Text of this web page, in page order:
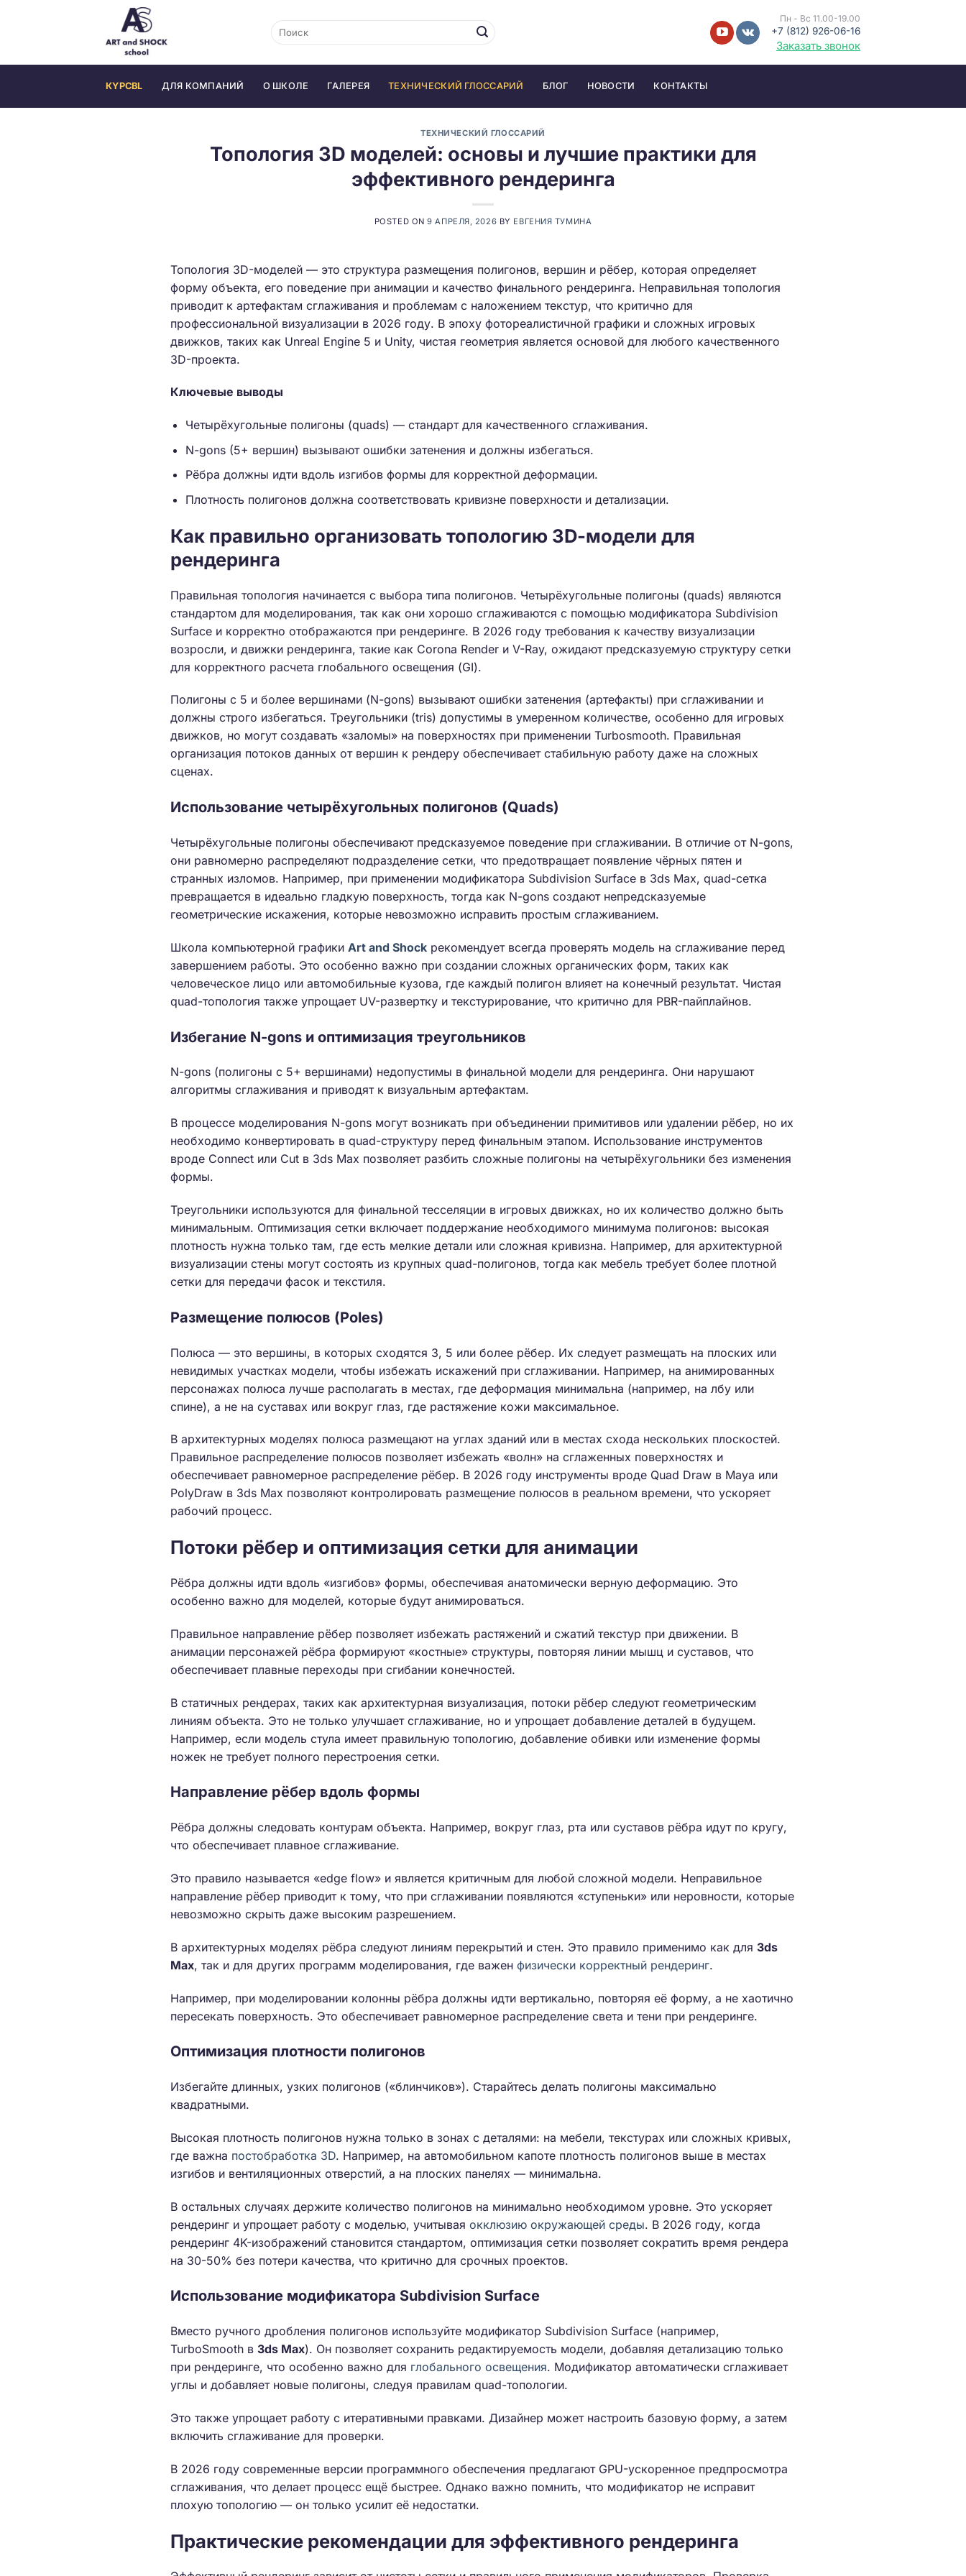
Пн - Вс 11.00-19.00
+7 (812) 926-06-16
Заказать звонок
КYPCBL ДЛЯ КОМПАНИЙ О ШКОЛЕ ГАЛЕРЕЯ ТЕХНИЧЕСКИЙ ГЛОССАРИЙ БЛОГ НОВОСТИ КОНТАКТЫ
ТЕХНИЧЕСКИЙ ГЛОССАРИЙ
Топология 3D моделей: основы и лучшие практики для
эффективного рендеринга
POSTED ON9 АПРЕЛЯ, 2026 BY ЕВГЕНИЯ ТУМИНА
Топология 3D-моделей — это структура размещения полигонов, вершин и рёбер, которая определяет
форму объекта, его поведение при анимации и качество финального рендеринга. Неправильная топология
приводит к артефактам сглаживания и проблемам с наложением текстур, что критично для
профессиональной визуализации в 2026 году. В эпоху фотореалистичной графики и сложных игровых
движков, таких как Unreal Engine 5 и Unity, чистая геометрия является основой для любого качественного
3D-проекта.
Ключевые выводы
Четырёхугольные полигоны (quads) — стандарт для качественного сглаживания.
N-gons (5+ вершин) вызывают ошибки затенения и должны избегаться.
Рёбра должны идти вдоль изгибов формы для корректной деформации.
Плотность полигонов должна соответствовать кривизне поверхности и детализации.
Как правильно организовать топологию 3D-модели для
рендеринга
Правильная топология начинается с выбора типа полигонов. Четырёхугольные полигоны (quads) являются
стандартом для моделирования, так как они хорошо сглаживаются с помощью модификатора Subdivision
Surface и корректно отображаются при рендеринге. В 2026 году требования к качеству визуализации
возросли, и движки рендеринга, такие как Corona Render и V-Ray, ожидают предсказуемую структуру сетки
для корректного расчета глобального освещения (GI).
Полигоны с 5 и более вершинами (N-gons) вызывают ошибки затенения (артефакты) при сглаживании и
должны строго избегаться. Треугольники (tris) допустимы в умеренном количестве, особенно для игровых
движков, но могут создавать «заломы» на поверхностях при применении Turbosmooth. Правильная
организация потоков данных от вершин к рендеру обеспечивает стабильную работу даже на сложных
сценах.
Использование четырёхугольных полигонов (Quads)
Четырёхугольные полигоны обеспечивают предсказуемое поведение при сглаживании. В отличие от N-gons,
они равномерно распределяют подразделение сетки, что предотвращает появление чёрных пятен и
странных изломов. Например, при применении модификатора Subdivision Surface в 3ds Max, quad-сетка
превращается в идеально гладкую поверхность, тогда как N-gons создают непредсказуемые
геометрические искажения, которые невозможно исправить простым сглаживанием.
Школа компьютерной графики Art and Shock рекомендует всегда проверять модель на сглаживание перед
завершением работы. Это особенно важно при создании сложных органических форм, таких как
человеческое лицо или автомобильные кузова, где каждый полигон влияет на конечный результат. Чистая
quad-топология также упрощает UV-развертку и текстурирование, что критично для PBR-пайплайнов.
Избегание N-gons и оптимизация треугольников
N-gons (полигоны с 5+ вершинами) недопустимы в финальной модели для рендеринга. Они нарушают
алгоритмы сглаживания и приводят к визуальным артефактам.
В процессе моделирования N-gons могут возникать при объединении примитивов или удалении рёбер, но их
необходимо конвертировать в quad-структуру перед финальным этапом. Использование инструментов
вроде Connect или Cut в 3ds Max позволяет разбить сложные полигоны на четырёхугольники без изменения
формы.
Треугольники используются для финальной тесселяции в игровых движках, но их количество должно быть
минимальным. Оптимизация сетки включает поддержание необходимого минимума полигонов: высокая
плотность нужна только там, где есть мелкие детали или сложная кривизна. Например, для архитектурной
визуализации стены могут состоять из крупных quad-полигонов, тогда как мебель требует более плотной
сетки для передачи фасок и текстиля.
Размещение полюсов (Poles)
Полюса — это вершины, в которых сходятся 3, 5 или более рёбер. Их следует размещать на плоских или
невидимых участках модели, чтобы избежать искажений при сглаживании. Например, на анимированных
персонажах полюса лучше располагать в местах, где деформация минимальна (например, на лбу или
спине), а не на суставах или вокруг глаз, где растяжение кожи максимальное.
В архитектурных моделях полюса размещают на углах зданий или в местах схода нескольких плоскостей.
Правильное распределение полюсов позволяет избежать «волн» на сглаженных поверхностях и
обеспечивает равномерное распределение рёбер. В 2026 году инструменты вроде Quad Draw в Maya или
PolyDraw в 3ds Max позволяют контролировать размещение полюсов в реальном времени, что ускоряет
рабочий процесс.
Потоки рёбер и оптимизация сетки для анимации
Рёбра должны идти вдоль «изгибов» формы, обеспечивая анатомически верную деформацию. Это
особенно важно для моделей, которые будут анимироваться.
Правильное направление рёбер позволяет избежать растяжений и сжатий текстур при движении. В
анимации персонажей рёбра формируют «костные» структуры, повторяя линии мышц и суставов, что
обеспечивает плавные переходы при сгибании конечностей.
В статичных рендерах, таких как архитектурная визуализация, потоки рёбер следуют геометрическим
линиям объекта. Это не только улучшает сглаживание, но и упрощает добавление деталей в будущем.
Например, если модель стула имеет правильную топологию, добавление обивки или изменение формы
ножек не требует полного перестроения сетки.
Направление рёбер вдоль формы
Рёбра должны следовать контурам объекта. Например, вокруг глаз, рта или суставов рёбра идут по кругу,
что обеспечивает плавное сглаживание.
Это правило называется «edge flow» и является критичным для любой сложной модели. Неправильное
направление рёбер приводит к тому, что при сглаживании появляются «ступеньки» или неровности, которые
невозможно скрыть даже высоким разрешением.
В архитектурных моделях рёбра следуют линиям перекрытий и стен. Это правило применимо как для 3ds
Max, так и для других программ моделирования, где важен физически корректный рендеринг.
Например, при моделировании колонны рёбра должны идти вертикально, повторяя её форму, а не хаотично
пересекать поверхность. Это обеспечивает равномерное распределение света и тени при рендеринге.
Оптимизация плотности полигонов
Избегайте длинных, узких полигонов («блинчиков»). Старайтесь делать полигоны максимально
квадратными.
Высокая плотность полигонов нужна только в зонах с деталями: на мебели, текстурах или сложных кривых,
где важна постобработка 3D. Например, на автомобильном капоте плотность полигонов выше в местах
изгибов и вентиляционных отверстий, а на плоских панелях — минимальна.
В остальных случаях держите количество полигонов на минимально необходимом уровне. Это ускоряет
рендеринг и упрощает работу с моделью, учитывая окклюзию окружающей среды. В 2026 году, когда
рендеринг 4K-изображений становится стандартом, оптимизация сетки позволяет сократить время рендера
на 30-50% без потери качества, что критично для срочных проектов.
Использование модификатора Subdivision Surface
Вместо ручного дробления полигонов используйте модификатор Subdivision Surface (например,
TurboSmooth в 3ds Max). Он позволяет сохранить редактируемость модели, добавляя детализацию только
при рендеринге, что особенно важно для глобального освещения. Модификатор автоматически сглаживает
углы и добавляет новые полигоны, следуя правилам quad-топологии.
Это также упрощает работу с итеративными правками. Дизайнер может настроить базовую форму, а затем
включить сглаживание для проверки.
В 2026 году современные версии программного обеспечения предлагают GPU-ускоренное предпросмотра
сглаживания, что делает процесс ещё быстрее. Однако важно помнить, что модификатор не исправит
плохую топологию — он только усилит её недостатки.
Практические рекомендации для эффективного рендеринга